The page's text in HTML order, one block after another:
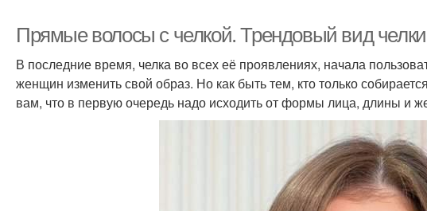
Прямые волосы с челкой. Трендовый вид
В последние время, челка во всех её проявлениях, начала
женщин изменить свой образ. Но как быть тем, кто только
вам, что в первую очередь надо исходить от формы лица, длины и